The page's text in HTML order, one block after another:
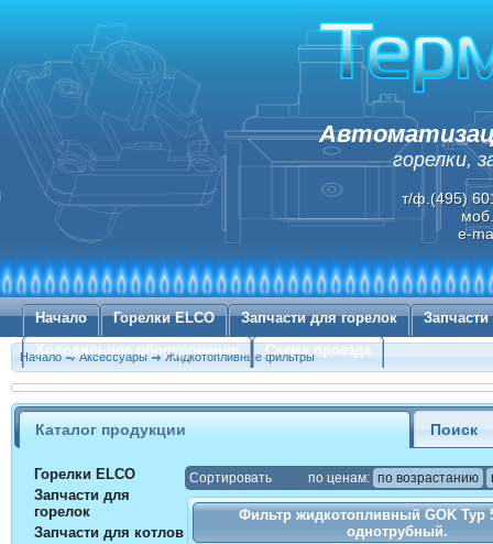
горелки,
т/ф.(495)
e-
Начало Горелки ELCO Запчасти для горелок
Холодильное оборудование
Схема проезда
Начало Аксессуары Жидкотопливные фильтры
Каталог продукции Поиск
Горелки ELCO
Запчасти для
горелок
Запчасти для котлов
Cортировать по ценам: по возрастанию
Фильтр жидкотопливный GOK Typ
однотрубный.